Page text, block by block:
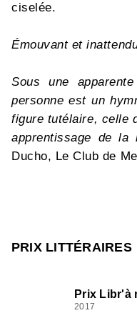
ciselée.
Émouvant et
Sous une
personne est un
figure tutélaire, celle
apprentissage de la
Ducho, Le Club de
PRIX LITTÉRAIRES
Prix Libr'à
2017